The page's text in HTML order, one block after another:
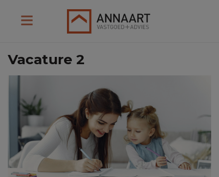
Vacature 2